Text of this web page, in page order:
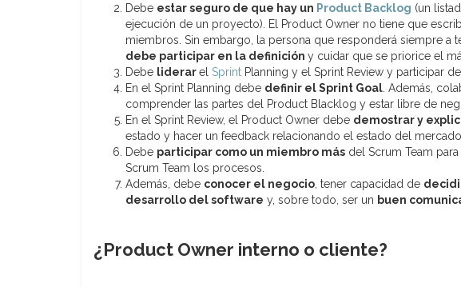
Debe estar seguro de que hay un Product Backlog (un
ejecución de un proyecto). El Product Owner no tiene que
miembros. Sin embargo, la persona que responderá siempre a
debe participar en la definición y cuidar que se priorice el
Debe liderarel Sprint Planning y el Sprint Review y participar
En el Sprint Planning debe definir el Sprint Goal . Además,
comprender las partes del Product Blacklog y estar libre de
En el Sprint Review, el Product Owner debe demostrar y
estado y hacer un feedback relacionando el estado del
Debe participar como un miembro más del Scrum Team
Scrum Team los procesos.
Además, debe conocer el negocio , tener capacidad de
desarrollo del software y, sobre todo, ser un buen
¿Product Owner interno o cliente?